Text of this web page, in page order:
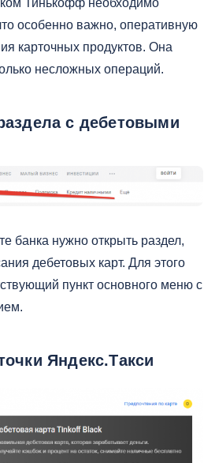
особенно важно, оперативную
карточных продуктов. Она
несложных операций.
с дебетовыми
банка нужно открыть раздел,
дебетовых карт. Для этого
пункт основного меню с
Яндекс.Такси